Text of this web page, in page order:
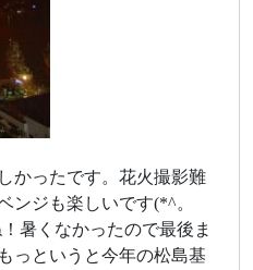
かったです。花火撮影難
ンジも楽しいです(*^。
暑くなかったので最後ま
っというと今年の松島基